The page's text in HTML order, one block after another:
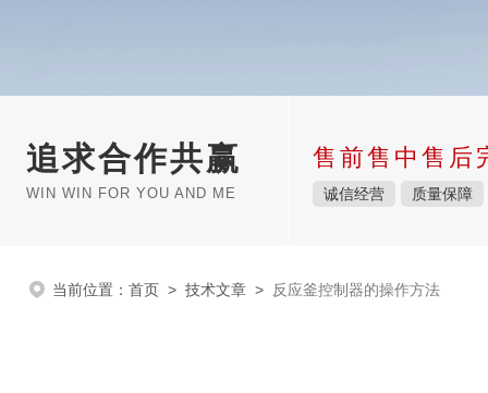
追求合作共赢
WIN WIN FOR YOU AND ME
售前售中售后
诚信经营 质量保障
当前位置： 首页 > 技术文章 > 反应釜控制器的操作方法